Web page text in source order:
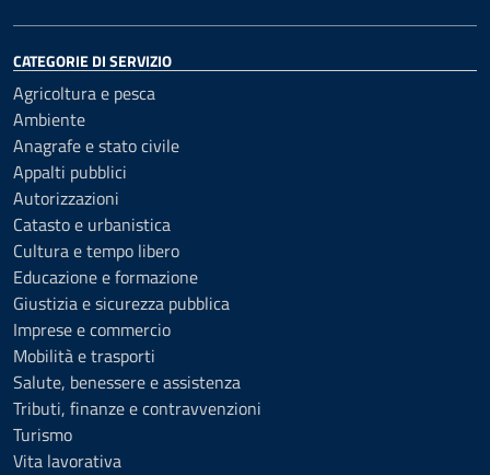
CATEGORIE DI SERVIZIO
Agricoltura e pesca
Ambiente
Anagrafe e stato civile
Appalti pubblici
Autorizzazioni
Catasto e urbanistica
Cultura e tempo libero
Educazione e formazione
Giustizia e sicurezza pubblica
Imprese e commercio
Mobilità e trasporti
Salute, benessere e assistenza
Tributi, finanze e contravvenzioni
Turismo
Vita lavorativa